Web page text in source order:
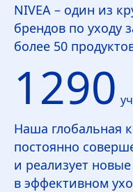
NIVEA – один из
брендов по уходу
более 50
1290
Наша глобальная
постоянно
и реализует
в эффективном